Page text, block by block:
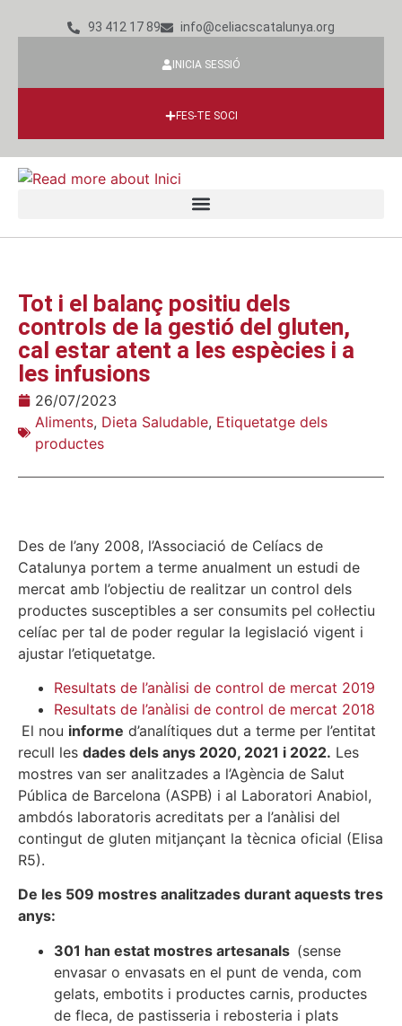
93 412 17 89 info@celiacscatalunya.org
INICIA SESSIÓ
FES-TE SOCI
Tot i el balanç positiu dels
controls de la gestió del gluten,
cal estar atent a les espècies i a
les infusions
26/07/2023
Aliments, Dieta Saludable, Etiquetatge dels
productes
Des de l’any 2008, l’Associació de Celíacs de
Catalunya portem a terme anualment un estudi de
mercat amb l’objectiu de realitzar un control dels
productes susceptibles a ser consumits pel col·lectiu
celíac per tal de poder regular la legislació vigent i
ajustar l’etiquetatge.
Resultats de l’anàlisi de control de mercat 2019
Resultats de l’anàlisi de control de mercat 2018
El nou informe d’analítiques dut a terme per l’entitat
recull les dades dels anys 2020, 2021 i 2022. Les
mostres van ser analitzades a l’Agència de Salut
Pública de Barcelona (ASPB) i al Laboratori Anabiol,
ambdós laboratoris acreditats per a l’anàlisi del
contingut de gluten mitjançant la tècnica oficial (Elisa
R5).
De les 509 mostres analitzades durant aquests tres
anys:
301 han estat mostres artesanals (sense
envasar o envasats en el punt de venda, com
gelats, embotits i productes carnis, productes
de fleca, de pastisseria i rebosteria i plats